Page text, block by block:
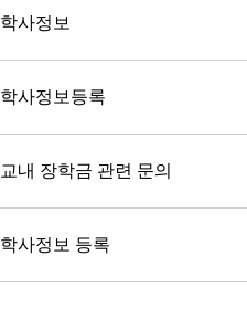
학사정보
학사정보등록
교내 장학금 관련 문의
학사정보 등록